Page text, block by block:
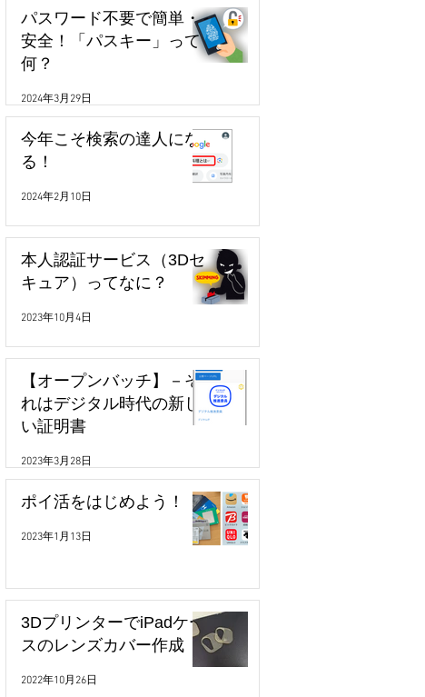
パスワード不要で簡単・
安全！「パスキー」って
何？
2024年3月29日
今年こそ検索の達人にな
る！
2024年2月10日
本人認証サービス（3Dセ
キュア）ってなに？
2023年10月4日
【オープンバッチ】－そ
れはデジタル時代の新し
い証明書
2023年3月28日
ポイ活をはじめよう！
2023年1月13日
3DプリンターでiPadケー
スのレンズカバー作成
2022年10月26日